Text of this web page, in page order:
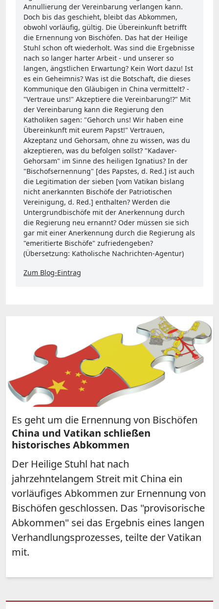
Annullierung der Vereinbarung verlangen kann.
Doch bis das geschieht, bleibt das Abkommen,
obwohl vorläufig, gültig. Die Übereinkunft betrifft
die Ernennung von Bischöfen. Das hat der Heilige
Stuhl schon oft wiederholt. Was sind die Ergebnisse
nach so langer harter Arbeit - und unserer so
langen, ängstlichen Erwartung? Kein Wort dazu! Ist
es ein Geheimnis? Was ist die Botschaft, die dieses
Kommunique den Gläubigen in China vermittelt? -
"Vertraue uns!" Akzeptiere die Vereinbarung!?" Mit
der Vereinbarung kann die Regierung den
Katholiken sagen: "Gehorch uns! Wir haben eine
Übereinkunft mit eurem Papst!" Vertrauen,
Akzeptanz und Gehorsam, ohne zu wissen, was du
akzeptieren, was du befolgen sollst? "Kadaver-
Gehorsam" im Sinne des heiligen Ignatius? In der
"Bischofsernennung" [des Papstes, d. Red.] ist auch
die Legitimation der sieben [vom Vatikan bislang
nicht anerkannten Bischöfe der Patriotischen
Vereinigung, d. Red.] enthalten? Werden die
Untergrundbischöfe mit der Anerkennung durch
die Regierung neu ernannt? Oder müssen sie sich
gar mit einer Anerkennung durch die Regierung als
"emeritierte Bischöfe" zufriedengeben?
(Übersetzung: Katholische Nachrichten-Agentur)
Zum Blog-Eintrag
Es geht um die Ernennung von Bischöfen
China und Vatikan schließen
historisches Abkommen
Der Heilige Stuhl hat nach
jahrzehntelangem Streit mit China ein
vorläufiges Abkommen zur Ernennung von
Bischöfen geschlossen. Das "provisorische
Abkommen" sei das Ergebnis eines langen
Verhandlungsprozesses, teilte der Vatikan
mit.